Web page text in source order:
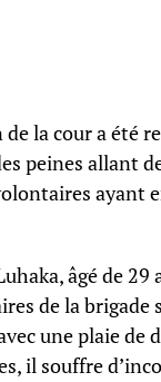
de la cour a été
peines allant
ayant
âgé de
de la brigade
une plaie de
il souffre